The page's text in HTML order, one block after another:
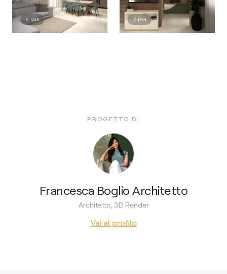
6TAG 7TAG
PROGETTO DI
Francesca Boglio Architetto
Architetto, 3D Render
Vai al profilo